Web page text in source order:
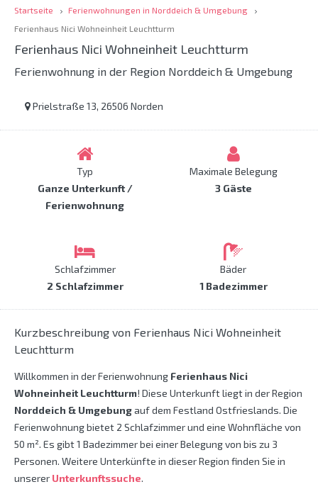
Startseite
Ferienwohnungen in Norddeich & Umgebung
Ferienhaus Nici Wohneinheit Leuchtturm
Ferienhaus Nici Wohneinheit Leuchtturm
Ferienwohnung in der Region Norddeich & Umgebung
Prielstraße 13, 26506 Norden
Typ
Ganze Unterkunft /
Ferienwohnung
Maximale Belegung
3 Gäste
Schlafzimmer
2 Schlafzimmer
Bäder
1 Badezimmer
Kurzbeschreibung von Ferienhaus Nici Wohneinheit
Leuchtturm
Willkommen in der Ferienwohnung Ferienhaus Nici
Wohneinheit Leuchtturm! Diese Unterkunft liegt in der Region
Norddeich & Umgebungauf dem Festland Ostfrieslands. Die
Ferienwohnung bietet 2 Schlafzimmer und eine Wohnfläche von
50 m². Es gibt 1 Badezimmer bei einer Belegung von bis zu 3
Personen. Weitere Unterkünfte in dieser Region finden Sie in
unserer Unterkunftssuche.